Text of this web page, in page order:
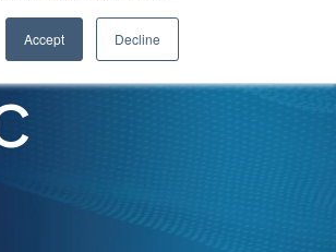
Accept Decline